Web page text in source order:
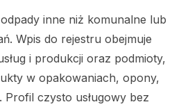
inne niż komunalne lub
Wpis do rejestru obejmuje
i produkcji oraz podmioty,
w opakowaniach, opony,
czysto usługowy bez